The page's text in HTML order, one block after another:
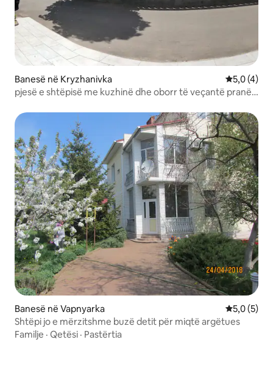
Banesë në Kryzhanivka Vlerësimi
5,0 (4)
pjesë e shtëpisë me kuzhinë dhe oborr të veçantë pranë
Banesë në Vapnyarka Vlerësimi
5,0 (5)
Shtëpi jo e mërzitshme buzë detit për miqtë argëtues
Familje · Qetësi · Pastërtia